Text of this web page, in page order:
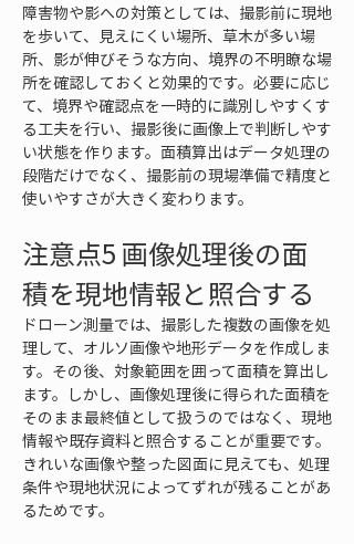
障害物や影への対策としては、撮影前に現地
を歩いて、見えにくい場所、草木が多い場
所、影が伸びそうな方向、境界の不明瞭な場
所を確認しておくと効果的です。必要に応じ
て、境界や確認点を一時的に識別しやすくす
る工夫を行い、撮影後に画像上で判断しやす
い状態を作ります。面積算出はデータ処理の
段階だけでなく、撮影前の現場準備で精度と
使いやすさが大きく変わります。
注意点5 画像処理後の面
積を現地情報と照合する
ドローン測量では、撮影した複数の画像を処
理して、オルソ画像や地形データを作成しま
す。その後、対象範囲を囲って面積を算出し
ます。しかし、画像処理後に得られた面積を
そのまま最終値として扱うのではなく、現地
情報や既存資料と照合することが重要です。
きれいな画像や整った図面に見えても、処理
条件や現地状況によってずれが残ることがあ
るためです。